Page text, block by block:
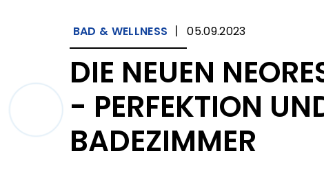
BAD & WELLNESS | 05.09.2023
DIE NEUEN
- PERFEKTION
BADEZIMMER